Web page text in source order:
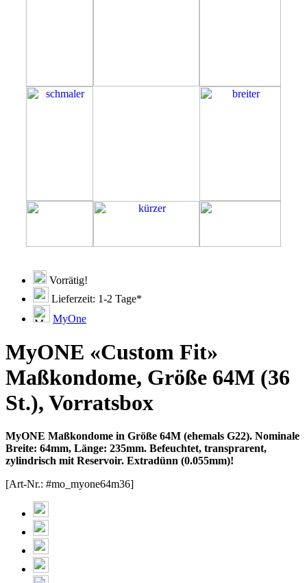
Vorrätig!
Lieferzeit: 1-2 Tage*
MyOne
MyONE «Custom Fit»
Maßkondome, Größe 64M (36
St.), Vorratsbox
MyONE Maßkondome in Größe 64M (ehemals G22). Nominale
Breite: 64mm, Länge: 235mm. Befeuchtet, transprarent,
zylindrisch mit Reservoir. Extradünn (0.055mm)!
[Art-Nr.: #mo_myone64m36]